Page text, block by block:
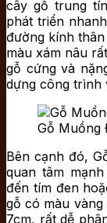
cây gỗ trung
phát triển
đường kính
màu xám nâu
gỗ cứng và
dựng công trình
Gỗ Muồng
Bên cạnh đó,
quan tâm
đến tím đen
gỗ có màu
7cm, rất dễ